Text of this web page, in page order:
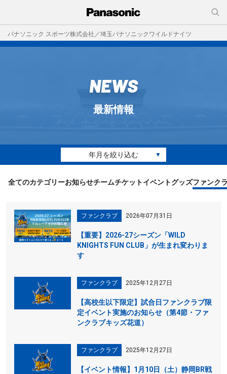
パナソニック スポーツ株式会社／埼玉パナソニックワイルドナイツ
NEWS
最新情報
年月を絞り込む ▼
全てのカテゴリーお知らせチームチケットイベントグッズファンク
ファンクラブ 2026年07月31日
【重要】2026-27シーズン「WILD
KNIGHTS FUN CLUB」が生まれ変わりま
す
ファンクラブ 2025年12月27日
【高校生以下限定】試合日ファンクラブ限
定イベント実施のお知らせ（第4節・ファ
ンクラブキッズ花道）
ファンクラブ 2025年12月27日
【イベント情報】1月10日（土）静岡BR戦